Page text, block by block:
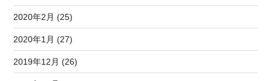
2020年2月 (25)
2020年1月 (27)
2019年12月 (26)